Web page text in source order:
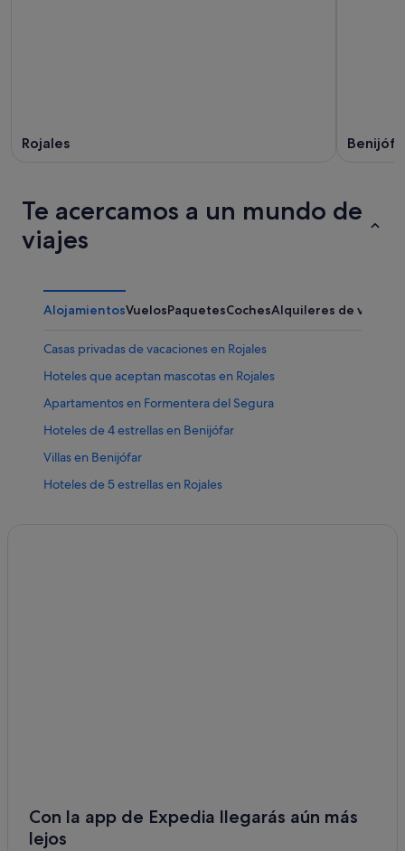
Rojales
Te acercamos a un mundo de
viajes
AlojamientosVuelosPaquetesCochesAlquileres de
Casas privadas de vacaciones en Rojales
Hoteles que aceptan mascotas en Rojales
Apartamentos en Formentera del Segura
Hoteles de 4 estrellas en Benijófar
Villas en Benijófar
Hoteles de 5 estrellas en Rojales
Hoteles para familias en Daya Vieja
Casas privadas de vacaciones en Formentera del Segura
Con la app de Expedia llegarás aún más
lejos